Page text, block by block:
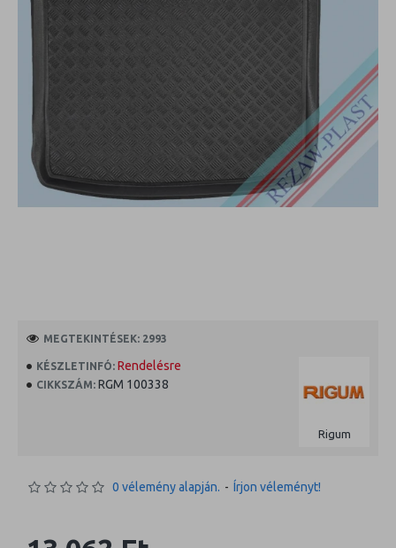
KÉSZLETINFÓ: Rendelésre
CIKKSZÁM: RGM 100338
Rigum
MEGTEKINTÉSEK: 2993
0 vélemény alapján. - Írjon véleményt!